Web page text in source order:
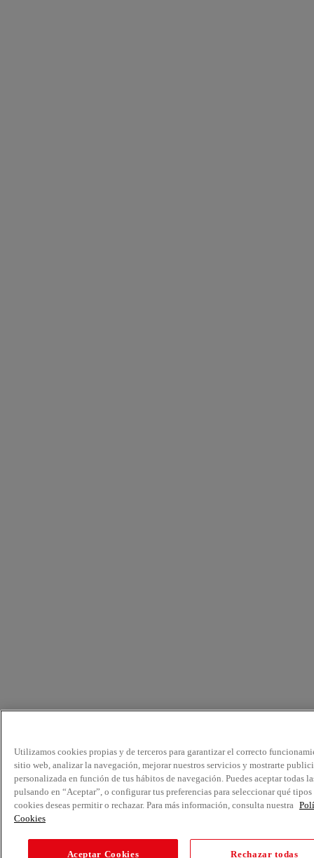
Utilizamos cookies propias y de terceros para garantizar el correcto
sitio web, analizar la navegación, mejorar nuestros servicios y mostrarte
personalizada en función de tus hábitos de navegación. Puedes aceptar todas
pulsando en “Aceptar”, o configurar tus preferencias para seleccionar qué tipos
cookies deseas permitir o rechazar. Para más información, consulta nuestra
Cookies
Aceptar Cookies Rechazar todas